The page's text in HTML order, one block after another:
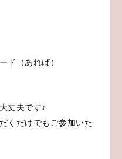
ド（あれば）
丈夫です♪
くだけでもご参加いた